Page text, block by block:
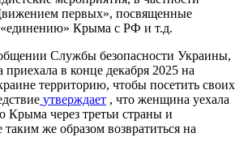
первых», посвященные
Крыма с РФ и т.д.
Службы безопасности Украины,
приехала в конце декабря 2025 на
территорию, чтобы посетить своих
утверждает , что женщина уехала
Крыма через третьи страны и
таким же образом возвратиться на